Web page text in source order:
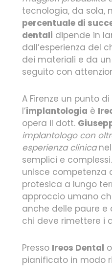
tecnologia, da sola,
percentuale di
dentali dipende in
dall’esperienza del
dei materiali e da
seguito con
A Firenze un punto
l’implantologia è
opera il dott.
implantologo con
esperienza clinica
semplici e
unisce competenza
protesica a lungo
approccio umano
anche delle paure
chi deve rimettere i
Presso Ireos Dental
pianificato in modo